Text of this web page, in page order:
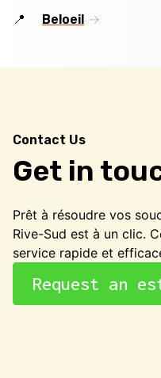
Beloeil
Contact Us
Get in
Prêt à résoudre vos
Rive-Sud est à un clic.
service rapide et
Request an